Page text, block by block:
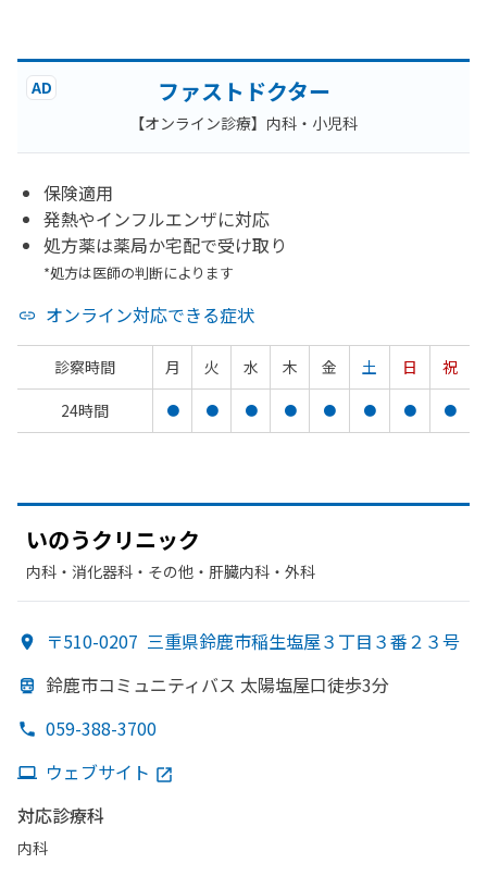
AD ファストドクター
【オンライン診療】内科・小児科
保険適用
発熱やインフルエンザに対応
処方薬は薬局か宅配で受け取り
*処方は医師の判断によります
オンライン対応できる症状
診察時間 月 火 水 木 金 土 日
祝
24時間
● ● ● ● ● ● ● ●
いのうクリニック
内科・​消化器科・​その他・​肝臓内科・外科
〒510-0207 三重県鈴鹿市稲生塩屋３丁目３番２３号
鈴鹿市コミュニティバス 太陽塩屋口徒歩3分
059-388-3700
ウェブサイト
対応診療科
内科